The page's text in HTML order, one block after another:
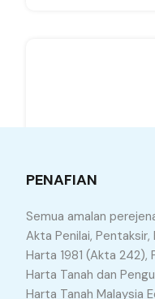
PENAFIAN
Semua amalan
Akta Penilai, Pentaksir,
Harta 1981 (Akta 242),
Harta Tanah dan
Harta Tanah Malaysia